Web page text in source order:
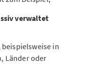
verwaltet
beispielsweise in
Länder oder